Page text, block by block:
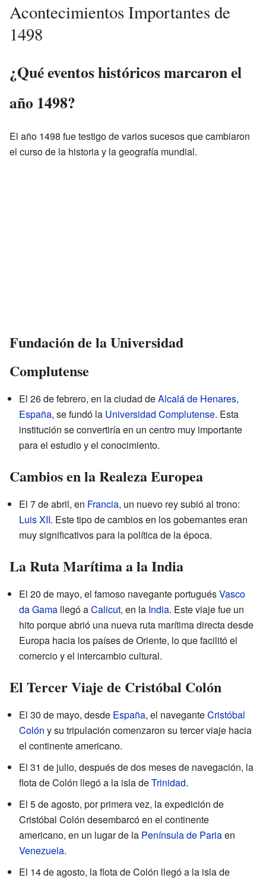
Acontecimientos Importantes de
1498
¿Qué eventos históricos marcaron el
año 1498?
El año 1498 fue testigo de varios sucesos que cambiaron
el curso de la historia y la geografía mundial.
Fundación de la Universidad
Complutense
El 26 de febrero, en la ciudad deAlcalá de Henares,
España, se fundó la Universidad Complutense. Esta
institución se convertiría en un centro muy importante
para el estudio y el conocimiento.
Cambios en la Realeza Europea
El 7 de abril, en Francia, un nuevo rey subió al trono:
Luis XII. Este tipo de cambios en los gobernantes eran
muy significativos para la política de la época.
La Ruta Marítima a la India
El 20 de mayo, el famoso navegante portuguésVasco
da Gama llegó aCalicut, en la India. Este viaje fue un
hito porque abrió una nueva ruta marítima directa desde
Europa hacia los países de Oriente, lo que facilitó el
comercio y el intercambio cultural.
El Tercer Viaje de Cristóbal Colón
El 30 de mayo, desde España, el naveganteCristóbal
Colón y su tripulación comenzaron su tercer viaje hacia
el continente americano.
El 31 de julio, después de dos meses de navegación, la
flota de Colón llegó a la isla deTrinidad.
El 5 de agosto, por primera vez, la expedición de
Cristóbal Colón desembarcó en el continente
americano, en un lugar de la Península de Pariaen
Venezuela.
El 14 de agosto, la flota de Colón llegó a la isla de